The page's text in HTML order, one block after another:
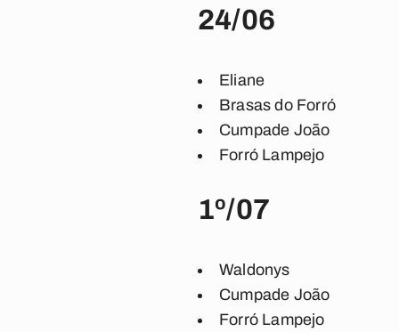
24/06
Eliane
Brasas do Forró
Cumpade João
Forró Lampejo
1º/07
Waldonys
Cumpade João
Forró Lampejo